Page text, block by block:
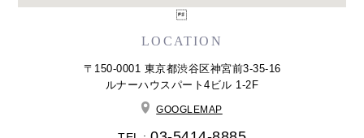
LOCATION
〒150-0001 東京都渋谷区神宮前3-35-16
ルナーハウスパート4ビル 1-2F
GOOGLEMAP